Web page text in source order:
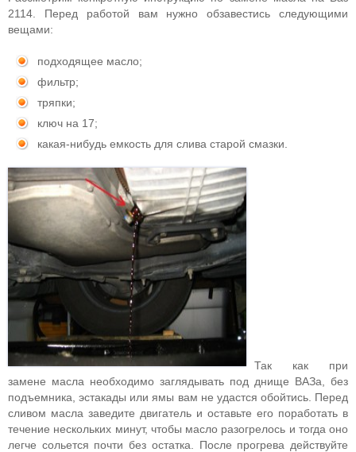
2114. Перед работой вам нужно обзавестись следующими
вещами:
подходящее масло;
фильтр;
тряпки;
ключ на 17;
какая-нибудь емкость для слива старой смазки.
Так как при
замене масла необходимо заглядывать под днище ВАЗа, без
подъемника, эстакады или ямы вам не удастся обойтись. Перед
сливом масла заведите двигатель и оставьте его поработать в
течение нескольких минут, чтобы масло разогрелось и тогда оно
легче сольется почти без остатка. После прогрева действуйте